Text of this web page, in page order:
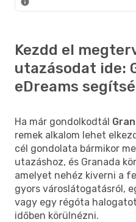
Kezdd el
utazásodat ide:
eDreams
Ha már gondolkodtál
remek alkalom lehet
cél gondolata bármikor
utazáshoz, és Granada
amelyet nehéz kiverni a
gyors városlátogatásról,
vagy egy régóta
időben körülnézni.